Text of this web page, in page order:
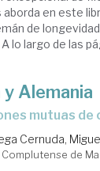
aborda en este
de
lo largo de las
y Alemania
mutuas
Cernuda,
de